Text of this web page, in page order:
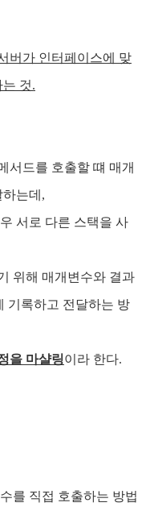
버가 인터페이스에 맞
것.
서드를 호출할 떄 매개
는데,
서로 다른 스택을 사
위해 매개변수와 결과
기록하고 전달하는 방
을 마샬링이라 한다.
를 직접 호출하는 방법